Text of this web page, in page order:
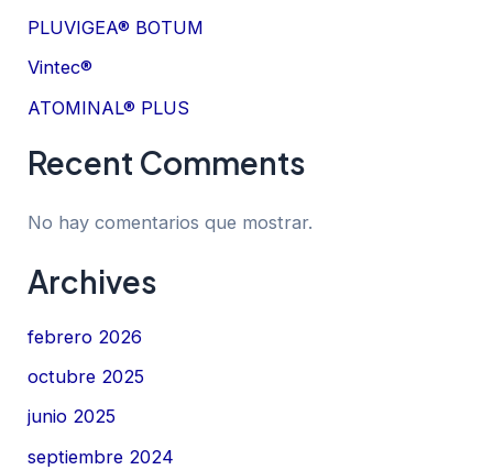
PLUVIGEA® BOTUM
Vintec®
ATOMINAL® PLUS
Recent Comments
No hay comentarios que mostrar.
Archives
febrero 2026
octubre 2025
junio 2025
septiembre 2024